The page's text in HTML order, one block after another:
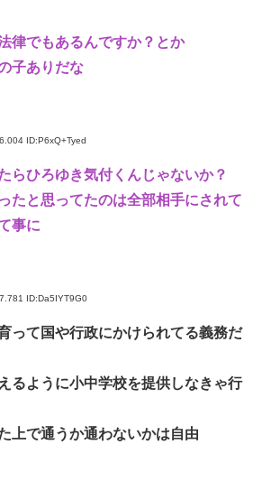
律でもあるんですか？とか
子ありだな
ID:P6xQ+Tyed
らひろゆき気付くんじゃないか？
たと思ってたのは全部相手にされて
事に
ID:Da5IYT9G0
って国や行政にかけられてる義務だ
るように小中学校を提供しなきゃ行
上で通うか通わないかは自由